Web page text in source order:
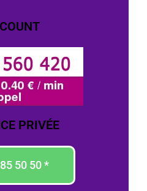
PRIVÉE
50 50 *